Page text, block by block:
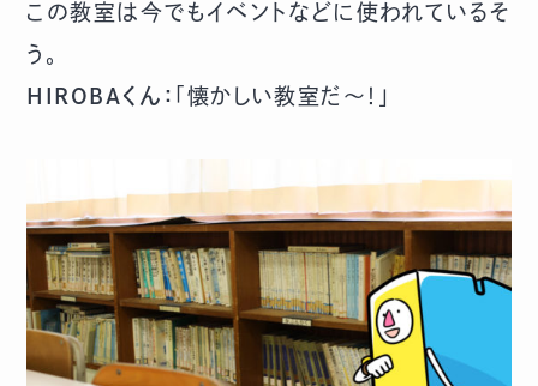
この教室は今でもイベントなどに使われているそ
う。
HIROBAくん：
「懐かしい教室だ～！」